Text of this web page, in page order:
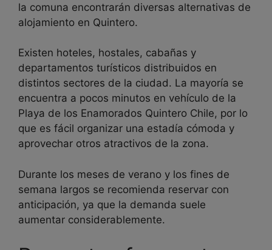
la comuna encontrarán diversas alternativas de
alojamiento en Quintero.
Existen hoteles, hostales, cabañas y
departamentos turísticos distribuidos en
distintos sectores de la ciudad. La mayoría se
encuentra a pocos minutos en vehículo de la
Playa de los Enamorados Quintero Chile, por lo
que es fácil organizar una estadía cómoda y
aprovechar otros atractivos de la zona.
Durante los meses de verano y los fines de
semana largos se recomienda reservar con
anticipación, ya que la demanda suele
aumentar considerablemente.